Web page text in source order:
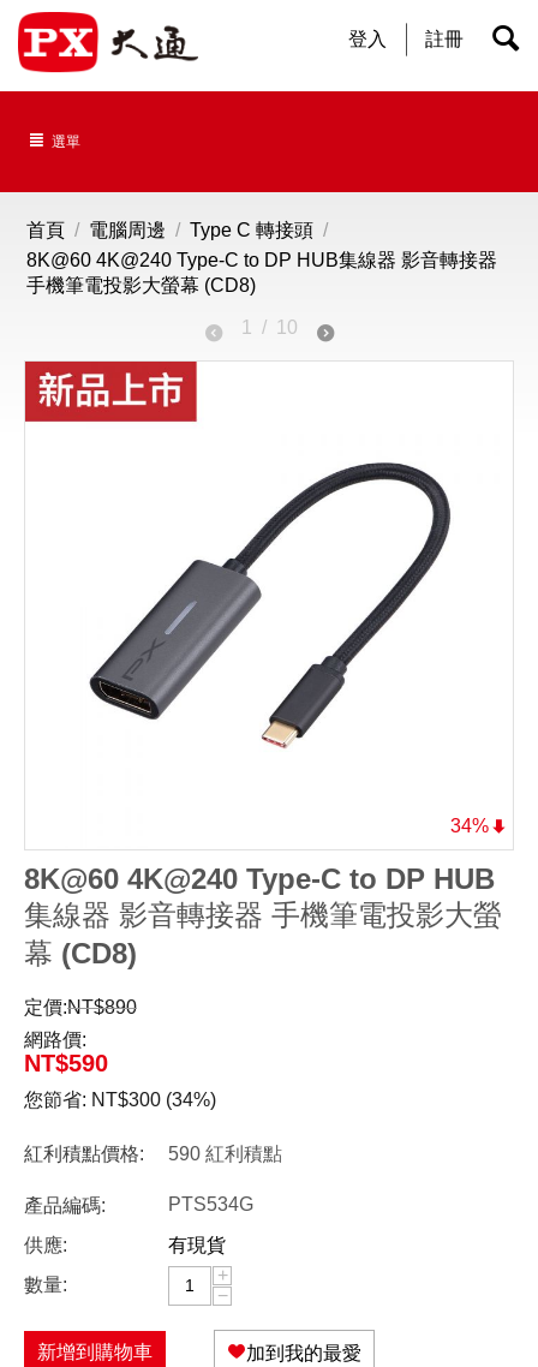
登入 註冊
選單
首頁 / 電腦周邊 / Type C 轉接頭 /
8K@60 4K@240 Type-C to DP HUB集線器 影音轉接器
手機筆電投影大螢幕 (CD8)
1 / 10
34%
8K@60 4K@240 Type-C to DP HUB
集線器 影音轉接器 手機筆電投影大螢
幕 (CD8)
定價:NT$890
網路價:
NT$590
您節省: NT$300 (34%)
紅利積點價格: 590 紅利積點
產品編碼:
PTS534G
供應:
有現貨
數量:
+
−
新增到購物車 加到我的最愛